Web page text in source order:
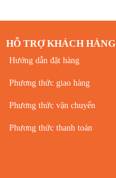
HỖ TRỢ KHÁCH HÀNG
Hướng dẫn đặt hàng
Phương thức giao hàng
Phương thức vận chuyển
Phương thức thanh toán